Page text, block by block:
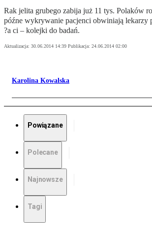
Rak jelita grubego zabija już 11 tys. Polaków
późne wykrywanie pacjenci obwiniają lekarzy
?a ci – kolejki do badań.
Aktualizacja: 30.06.2014 14:39 Publikacja: 24.06.2014 02:00
Karolina Kowalska
Powiązane
Polecane
Najnowsze
Tagi